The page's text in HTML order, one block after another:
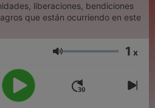
liberaciones, bendiciones
que están ocurriendo en este
Volumen 1 x